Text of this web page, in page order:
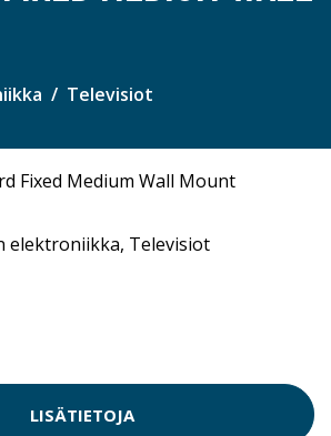
Televisiot
elektroniikka, Televisiot
LISÄTIETOJA